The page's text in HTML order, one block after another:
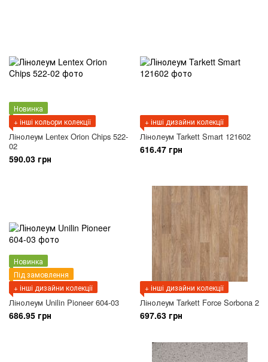
Новинка
+ інші кольори колекції
Лінолеум Lentex Orion Chips 522-
02
590.03 грн
+ інші дизайни колекції
Лінолеум Tarkett Smart 121602
616.47 грн
Новинка
Під замовлення
+ інші дизайни колекції
Лінолеум Unilin Pioneer 604-03
686.95 грн
+ інші дизайни колекції
Лінолеум Tarkett Force Sorbona 2
697.63 грн